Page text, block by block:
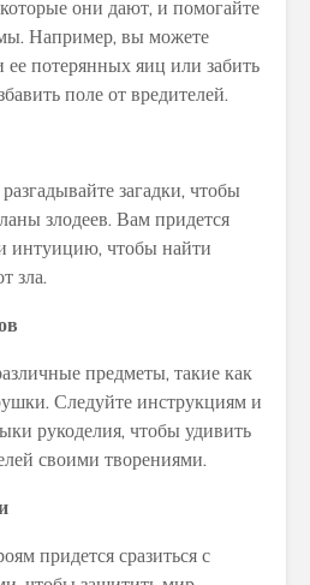
они дают, и помогайте
Например, вы можете
ее потерянных яиц или забить
поле от вредителей.
загадки, чтобы
злодеев. Вам придется
интуицию, чтобы найти
зла.
предметы, такие как
Следуйте инструкциям и
рукоделия, чтобы удивить
своими творениями.
придется сразиться с